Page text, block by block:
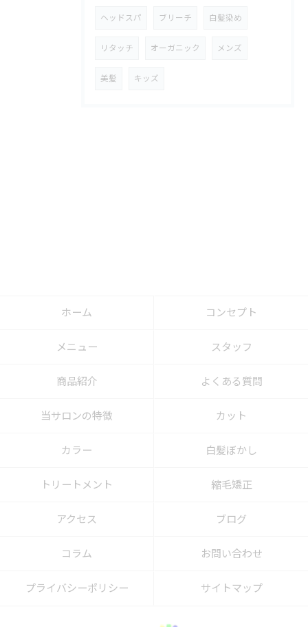
ヘッドスパ ブリーチ 白髪染め
リタッチ オーガニック メンズ
美髪 キッズ
ホーム コンセプト
メニュー スタッフ
商品紹介 よくある質問
当サロンの特徴 カット
カラー 白髪ぼかし
トリートメント 縮毛矯正
アクセス ブログ
コラム お問い合わせ
プライバシーポリシー サイトマップ